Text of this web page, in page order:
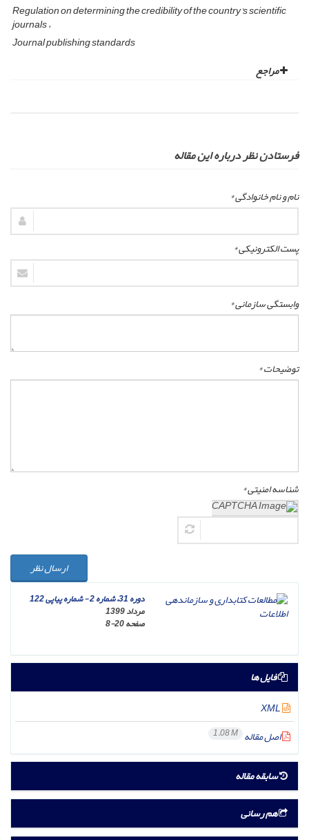
Regulation on determining the credibility of the country's scientific
journals
Journal publishing standards
مراجع
فرستادن نظر درباره این مقاله
نام و نام خانوادگی *
پست الکترونیکی *
وابستگی سازمانی *
توضیحات *
شناسه امنیتی *
ارسال نظر
دوره 31، شماره 2 - شماره پیاپی 122
مرداد 1399
صفحه8-20
فایل ها
اصل مقاله 1.08 M
سابقه مقاله
هم رسانی